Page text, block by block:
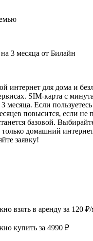
3 месяца от Билайн
интернет для дома и
SIM-карта с
месяца. Если
повысится, если не
базовой.
только домашний
заявку!
взять в аренду за 120
купить за 4990 ₽